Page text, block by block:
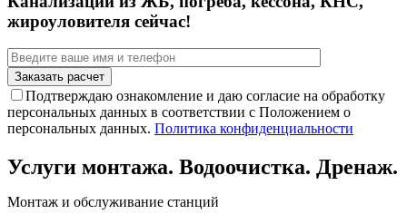
жироуловителя сейчас!
Подтверждаю ознакомление и даю согласие на обработку
персональных данных в соответствии с Положением о
персональных данных. Политика конфиденциальности
Услуги монтажа. Водоочистка. Дренаж.
Монтаж и обслуживание станций